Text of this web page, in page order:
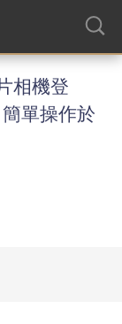
相機登
單操作於